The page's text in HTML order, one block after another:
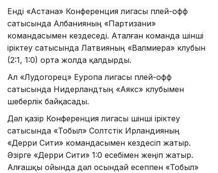
Енді «Астана» Конференция лигасы плей-офф
сатысында Албанияның «Партизани»
командасымен кездеседі. Аталған команда үшінші
іріктеу сатысында Латвияның «Валмиера» клубын
(2:1, 1:0) орта жолда қалдырды.
Ал «Лудогорец» Еуропа лигасы плей-офф
сатысында Нидерландтың «Аякс» клубымен
шеберлік байқасады.
Дәл қазір Конференция лигасы үшінші іріктеу
сатысында «Тобыл» Солтүстік Ирландияның
«Дерри Сити» командасымен кездесіп жатыр.
Әзірге «Дерри Сити» 1:0 есебімен жеңіп жатыр.
Алғашқы ойында дәл осындай есеппен «Тобыл»